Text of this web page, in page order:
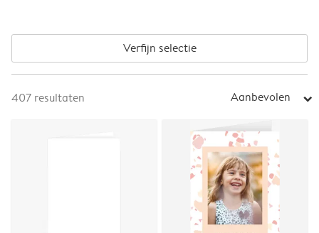
Verfijn selectie
407 resultaten Aanbevolen arrow_right